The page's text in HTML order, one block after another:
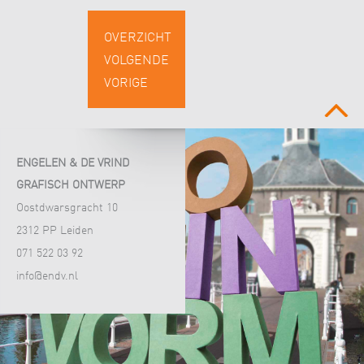
OVERZICHT
VOLGENDE
VORIGE
boven
ENGELEN & DE VRIND
GRAFISCH ONTWERP
Oostdwarsgracht 10
2312 PP Leiden
071 522 03 92
info@endv.nl